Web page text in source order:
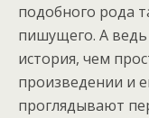
подобного рода
пишущего. А ведь
история, чем
произведении и
проглядывают